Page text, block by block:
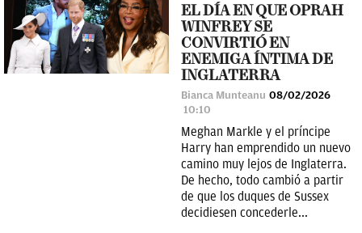
EL DÍA EN QUE OPRAH
WINFREY SE
CONVIRTIÓ EN
ENEMIGA ÍNTIMA DE
INGLATERRA
Bianca Munteanu 08/02/2026
10:10
Meghan Markle y el príncipe
Harry han emprendido un nuevo
camino muy lejos de Inglaterra.
De hecho, todo cambió a partir
de que los duques de Sussex
decidiesen concederle...